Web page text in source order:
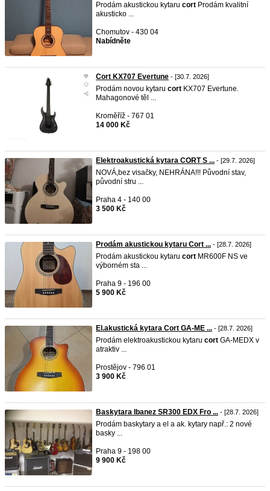
Prodám akustickou kytaru cort Prodám kvalitní
akusticko ...
Chomutov - 430 04
Nabídněte
Cort KX707 Evertune - [30.7. 2026]
Prodám novou kytaru cort KX707 Evertune.
Mahagonové těl ...
Kroměříž - 767 01
14 000 Kč
Elektroakustická kytara CORT S ... - [29.7. 2026]
NOVÁ,bez visačky, NEHRÁNA!!! Původní stav,
původní stru ...
Praha 4 - 140 00
3 500 Kč
Prodám akustickou kytaru Cort ... - [28.7. 2026]
Prodám akustickou kytaru cort MR600F NS ve
výborném sta ...
Praha 9 - 196 00
5 900 Kč
El.akustická kytara Cort GA-ME ... - [28.7. 2026]
Prodám elektroakustickou kytaru cort GA-MEDX v
atraktiv ...
Prostějov - 796 01
3 900 Kč
Baskytara Ibanez SR300 EDX Fro ... - [28.7. 2026]
Prodám baskytary a el a ak. kytary např.: 2 nové
basky ...
Praha 9 - 198 00
9 900 Kč